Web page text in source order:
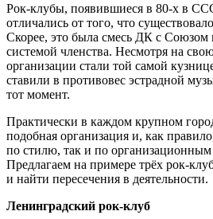
Рок-клубы, появившиеся в 80-х в
отличались от того, что
Скорее, это была смесь ДК с Союзом
системой членства. Несмотря на
организации стали той самой
ставили в противовес эстрадной
тот момент.
Практически в каждом крупном
подобная организация и, как
по стилю, так и по организационным
Предлагаем на примере трёх рок-
и найти пересечения в деятельности.
Ленинградский рок-клуб